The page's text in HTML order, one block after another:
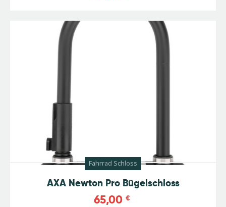
Fahrrad Schloss
AXA Newton Pro Bügelschloss
65,00 €